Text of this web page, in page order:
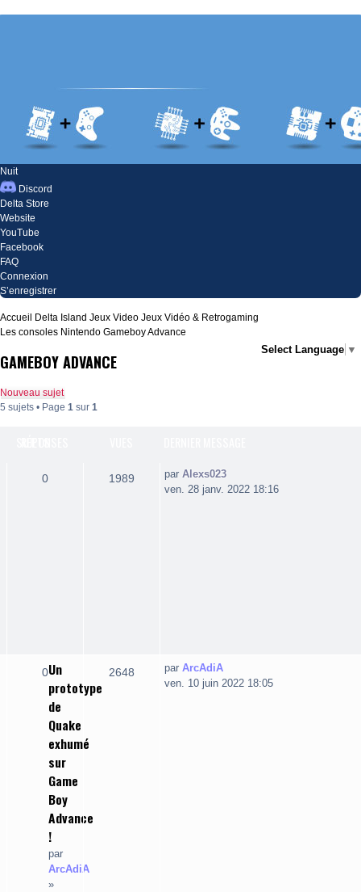
Nuit
Discord
Delta Store
Website
YouTube
Facebook
FAQ
Connexion
S’enregistrer
Accueil Delta Island Jeux Video Jeux Vidéo & Retrogaming
Les consoles Nintendo Gameboy Advance
Select Language ▼
GAMEBOY ADVANCE
Nouveau sujet
5 sujets • Page 1 sur 1
0Réponses 1989
Dernier
message
par Alexs023
ven. 28 janv. 2022 18:16
Un
prototype
de
Quake
exhumé
sur
Game
Boy
Advance
!
par
ArcAdiA
»
0Réponses 2648
Dernier
message
par ArcAdiA
ven. 10 juin 2022 18:05